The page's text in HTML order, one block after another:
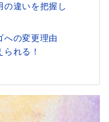
の違いを把握し
への変更理由
れる！